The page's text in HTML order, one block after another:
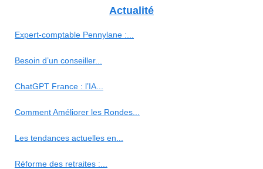
Actualité
Expert-comptable Pennylane :...
Besoin d’un conseiller...
ChatGPT France : l’IA...
Comment Améliorer les Rondes...
Les tendances actuelles en...
Réforme des retraites :...